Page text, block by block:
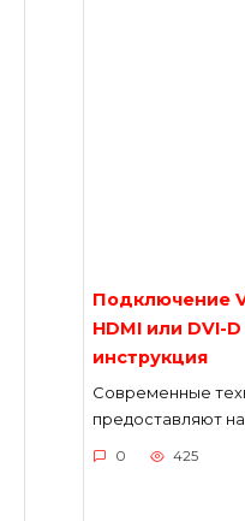
Подключение
HDMI или DVI-
инструкция
Современные
предоставляют
0 425